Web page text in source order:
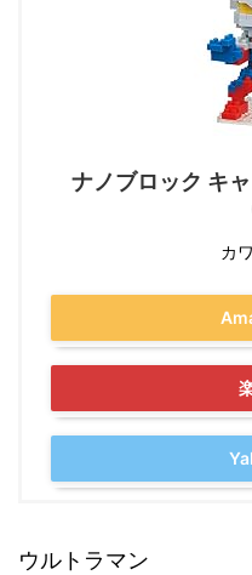
ナノブロック キ
カ
ウルトラマン